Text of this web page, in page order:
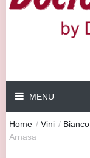
MENU
Home / Vini / Bianco
Arnasa